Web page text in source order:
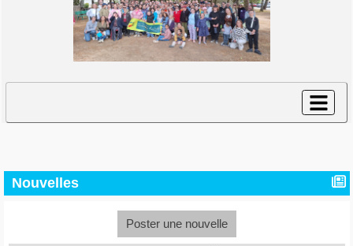
Nouvelles
Poster une nouvelle